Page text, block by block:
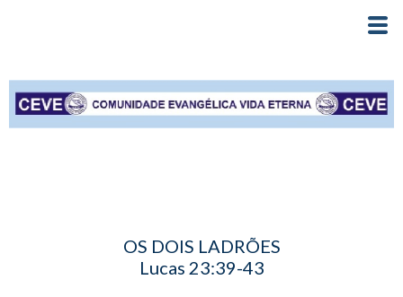
OS DOIS LADRÕES
Lucas 23:39-43